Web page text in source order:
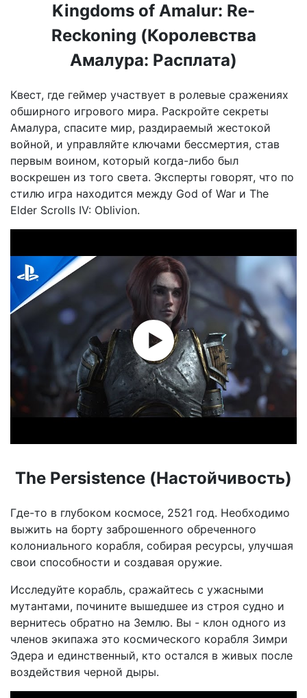
Kingdoms of Amalur: Re-
Reckoning (Королевства
Амалура: Расплата)
Квест, где геймер участвует в ролевые сражениях
обширного игрового мира. Раскройте секреты
Амалура, спасите мир, раздираемый жестокой
войной, и управляйте ключами бессмертия, став
первым воином, который когда-либо был
воскрешен из того света. Эксперты говорят, что по
стилю игра находится между God of War и The
Elder Scrolls IV: Oblivion.
The Persistence (Настойчивость)
Где-то в глубоком космосе, 2521 год. Необходимо
выжить на борту заброшенного обреченного
колониального корабля, собирая ресурсы, улучшая
свои способности и создавая оружие.
Исследуйте корабль, сражайтесь с ужасными
мутантами, почините вышедшее из строя судно и
вернитесь обратно на Землю. Вы - клон одного из
членов экипажа это космического корабля Зимри
Эдера и единственный, кто остался в живых после
воздействия черной дыры.